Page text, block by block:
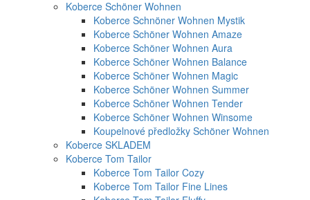
Koberce Schöner Wohnen
Koberce Schnöner Wohnen Mystik
Koberce Schöner Wohnen Amaze
Koberce Schöner Wohnen Aura
Koberce Schöner Wohnen Balance
Koberce Schöner Wohnen Magic
Koberce Schöner Wohnen Summer
Koberce Schöner Wohnen Tender
Koberce Schöner Wohnen Winsome
Koupelnové předložky Schöner Wohnen
Koberce SKLADEM
Koberce Tom Tailor
Koberce Tom Tailor Cozy
Koberce Tom Tailor Fine Lines